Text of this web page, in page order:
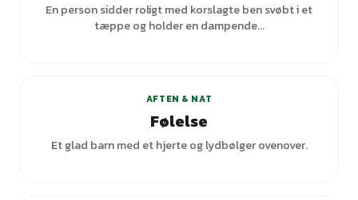
En person sidder roligt med korslagte ben svøbt i et
tæppe og holder en dampende...
AFTEN & NAT
Følelse
Et glad barn med et hjerte og lydbølger ovenover.